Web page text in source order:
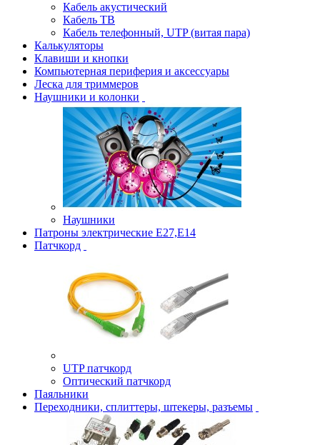
Кабель акустический
Кабель ТВ
Кабель телефонный, UTP (витая пара)
Калькуляторы
Клавиши и кнопки
Компьютерная периферия и аксессуары
Леска для триммеров
Наушники и колонки
Наушники
Патроны электрические Е27,Е14
Патчкорд
UTP патчкорд
Оптический патчкорд
Паяльники
Переходники, сплиттеры, штекеры, разъемы